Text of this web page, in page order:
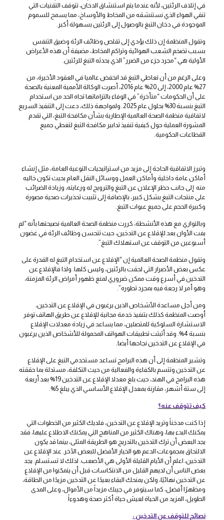
في إتلاف الرئتين، لأنه عندما يتم استنشاق الدخان، تتوقف التقنيات التي
تنقي الهواء الذي نستنشقه من المخاط والأوساخ، مما يسمح للسموم
الموجودة في دخان التبغ بالوصول إلى الرئتين بسهولة أكبر.
وتقول المنظمة إن ذلك يؤدي إلى تقلص وظائف الرئة وضيق التنفس
بسبب تضخم الشعب الهوائية وتراكم المخاط، مضيفة أن هذه الأعراض
الأولية هي “مجرد جزء من الضرر” الذي يحدثه التبغ للرئتين.
وعلى الرغم من أن تعاطي التبغ قد انخفض عالميا في العقود الأخيرة، من
27% عام 2000، إلى 20% عام 2016، أصرت الوكالة الأممية المعنية بالصحة
على أن الحكومات “متأخرة” في الوفاء بالتزاماتها تجاه الحد من استخدام
التبغ بنسبة 30% بحلول عام 2025. ولمواجهة ذلك، دعت إلى التنفيذ السريع
لاتفاقية منظمة الصحة العالمية الإطارية بشأن مكافحة التبغ، التي تقدم
المشورة العملية حول كيفية تنفيذ تدابير مكافحة التبغ لتغطي جميع
القطاعات الحكومية.
وتبرز الاتفاقية الحاجة إلى مزيد من استراتيجيات التوعية العامة، مثل إنشاء
أماكن عامة داخلية وأماكن العمل ووسائل النقل العام بحيث تكون خاليه
منه إلى جانب حظر الإعلان عن التبغ والترويج له ورعايته، وزيادة الضرائب
على منتجات التبغ بشكل كبير، بالإضافة إلى تثبيت تحذيرات صحية مصورة
وكبيرة الحجم على جميع عبوات التبغ.
وبالتوازي مع هذه الأنشطة، كررت منظمة الصحة العالمية نصيحتها بأنه “لم
يفت الأوان بعد للإقلاع عن التدخين، حيث تتحسن وظائف الرئة في غضون
أسبوعين من التوقف عن استهلاك التبغ”.
وتقول منظمة الصحة العالمية إن “الإقلاع عن استخدام التبغ له القدرة على
عكس بعض الأضرار التي لحقت بالرئتين، وليس كلها. ولذا فالإقلاع عن
التدخين في أسرع وقت ممكن ضروري لمنع ظهور أمراض الرئة المزمنة،
وهو أمر لا رجعة فيه بمجرد تطوره”.
ومن أجل مساعدة الأشخاص الذين يرغبون في الإقلاع عن التدخين،
أوصت المنظمة كذلك بتنفيذ خدمة مجانية للإقلاع عن طريق الهاتف توفر
الاستشارة السلوكية للمتصلين، مما يساعد في زيادة معدلات الإقلاع
بنسبة 4%. وقد أثبتت تطبيقات الهواتف المحمولة للأشخاص الذين يرغبون
في الإقلاع عن التدخين نجاحها أيضا.
وتشير المنظمة إلى أن هذه البرامج تساعد مستخدمي التبغ على الإقلاع
عن التدخين وتتسم بالكفاءة والفعالية من حيث التكلفة، مستدلة بما حققته
هذه البرامج في الهند، حيث بلغ معدلا الإقلاع عن التدخين 19% بعد أربعة
إلى ستة أشهر، مقارنة بمعدل الإقلاع الأساسي الذي يبلغ 5%.
كيف تتوقف عنه؟
إذا كنت مدخناً وتريد الإقلاع عن التدخين، فلديك الكثير من الخطوات التي
يمكنك البدء بها، وهناك الكثير من المناهج التي يمكنك الاطلاع عليها، فقد
يجد البعض أن ترك التدخين بالتدريج هو الطريقة المثلى، بينما قد يكون
الالتحاق بمجموعات الدعم هو الخيار الأفضل للبعض الآخر. عند الإقلاع عن
التدخين، اعلم أن الأيام القليلة الأولى هي الأصعب. لذلك لا تستسلم. يجد
بعض الناس أن لديهم القليل من الانتكاسات قبل أن يتمكنوا من الإقلاع
عن التدخين نهائيًا، ولكن يمنحك البقاء بعيدًا عن التدخين مزيدًا من الطاقة،
ومظهرًا أفضل، كما سيتوفر في جيبك مزيداً من الأموال، وعلى المدى
الطويل، المزيد من الحياة لعيش حياة أكثر صحة وهدوءاً
نصائح للتوقف عن التدخين :